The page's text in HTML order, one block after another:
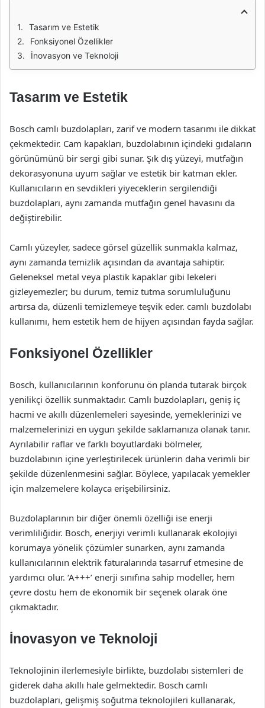
Tasarım ve Estetik
Fonksiyonel Özellikler
İnovasyon ve Teknoloji
Tasarım ve Estetik
Bosch camlı buzdolapları, zarif ve modern tasarımı ile dikkat
çekmektedir. Cam kapakları, buzdolabının içindeki gıdaların
görünümünü bir sergi gibi sunar. Şık dış yüzeyi, mutfağın
dekorasyonuna uyum sağlar ve estetik bir katman ekler.
Kullanıcıların en sevdikleri yiyeceklerin sergilendiği
buzdolapları, aynı zamanda mutfağın genel havasını da
değiştirebilir.
Camlı yüzeyler, sadece görsel güzellik sunmakla kalmaz,
aynı zamanda temizlik açısından da avantaja sahiptir.
Geleneksel metal veya plastik kapaklar gibi lekeleri
gizleyemezler; bu durum, temiz tutma sorumluluğunu
artırsa da, düzenli temizlemeye teşvik eder. camlı buzdolabı
kullanımı, hem estetik hem de hijyen açısından fayda sağlar.
Fonksiyonel Özellikler
Bosch, kullanıcılarının konforunu ön planda tutarak birçok
yenilikçi özellik sunmaktadır. Camlı buzdolapları, geniş iç
hacmi ve akıllı düzenlemeleri sayesinde, yemeklerinizi ve
malzemelerinizi en uygun şekilde saklamanıza olanak tanır.
Ayrılabilir raflar ve farklı boyutlardaki bölmeler,
buzdolabının içine yerleştirilecek ürünlerin daha verimli bir
şekilde düzenlenmesini sağlar. Böylece, yapılacak yemekler
için malzemelere kolayca erişebilirsiniz.
Buzdolaplarının bir diğer önemli özelliği ise enerji
verimliliğidir. Bosch, enerjiyi verimli kullanarak ekolojiyi
korumaya yönelik çözümler sunarken, aynı zamanda
kullanıcılarının elektrik faturalarında tasarruf etmesine de
yardımcı olur. ‘A+++’ enerji sınıfına sahip modeller, hem
çevre dostu hem de ekonomik bir seçenek olarak öne
çıkmaktadır.
İnovasyon ve Teknoloji
Teknolojinin ilerlemesiyle birlikte, buzdolabı sistemleri de
giderek daha akıllı hale gelmektedir. Bosch camlı
buzdolapları, gelişmiş soğutma teknolojileri kullanarak,